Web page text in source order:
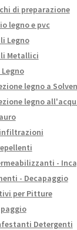
di preparazione
legno e pvc
Legno
Metallici
legno a
legno
-
- Decapaggio
per Pitture
Detergenti